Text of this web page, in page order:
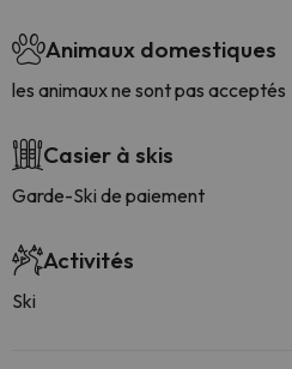
Animaux domestiques
les animaux ne sont pas acceptés
Casier à skis
Garde-Ski de paiement
Activités
Ski